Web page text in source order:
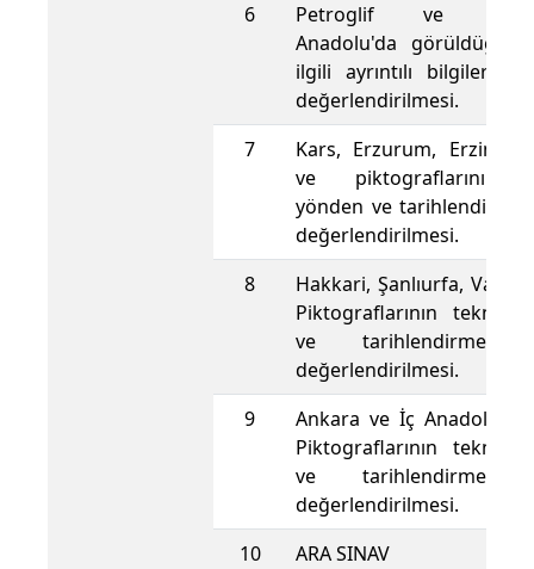
6
Petroglif ve
Anadolu'da görüldüğü
ilgili ayrıntılı bilgiler
değerlendirilmesi.
7
Kars, Erzurum,
ve piktograflarının
yönden ve tarihlendirme
değerlendirilmesi.
8
Hakkari, Şanlıurfa, Van
Piktograflarının
ve tarihlendirme
değerlendirilmesi.
9
Ankara ve İç Anadolu
Piktograflarının
ve tarihlendirme
değerlendirilmesi.
10
ARA SINAV